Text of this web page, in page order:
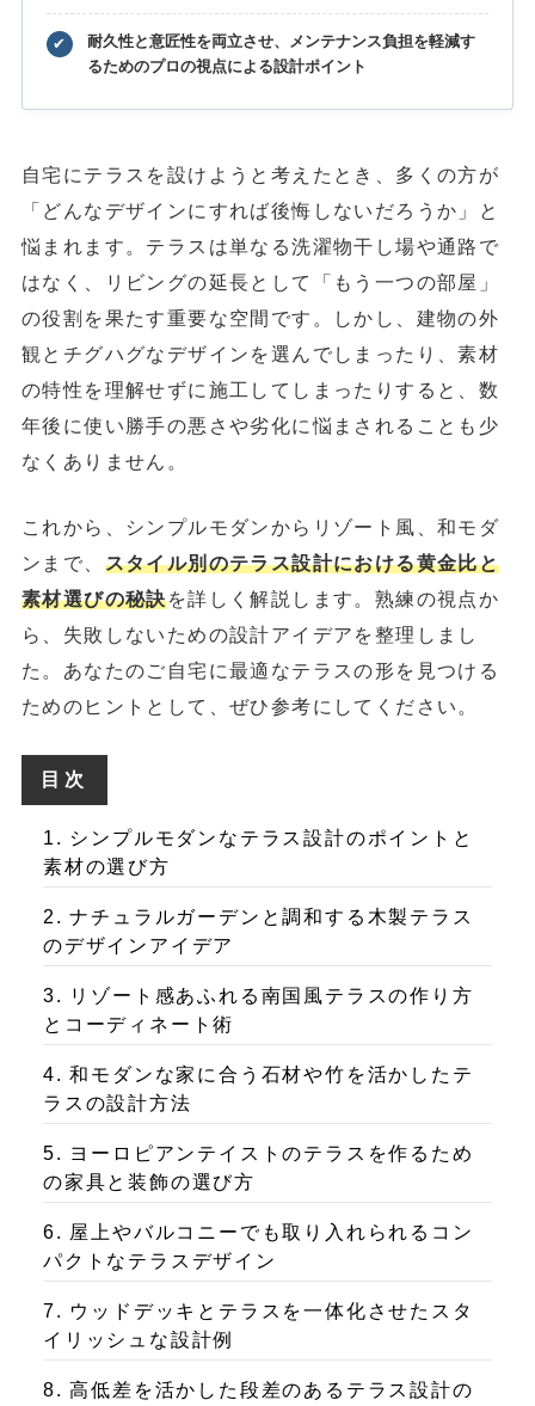
✔
耐久性と意匠性を両立させ、メンテナンス負担を軽減す
るためのプロの視点による設計ポイント
自宅にテラスを設けようと考えたとき、多くの方が
「どんなデザインにすれば後悔しないだろうか」と
悩まれます。テラスは単なる洗濯物干し場や通路で
はなく、リビングの延長として「もう一つの部屋」
の役割を果たす重要な空間です。しかし、建物の外
観とチグハグなデザインを選んでしまったり、素材
の特性を理解せずに施工してしまったりすると、数
年後に使い勝手の悪さや劣化に悩まされることも少
なくありません。
これから、シンプルモダンからリゾート風、和モダ
ンまで、 スタイル別のテラス設計における黄金比と
素材選びの秘訣を詳しく解説します。熟練の視点か
ら、失敗しないための設計アイデアを整理しまし
た。あなたのご自宅に最適なテラスの形を見つける
ためのヒントとして、ぜひ参考にしてください。
目次
1. シンプルモダンなテラス設計のポイントと
素材の選び方
2. ナチュラルガーデンと調和する木製テラス
のデザインアイデア
3. リゾート感あふれる南国風テラスの作り方
とコーディネート術
4. 和モダンな家に合う石材や竹を活かしたテ
ラスの設計方法
5. ヨーロピアンテイストのテラスを作るため
の家具と装飾の選び方
6. 屋上やバルコニーでも取り入れられるコン
パクトなテラスデザイン
7. ウッドデッキとテラスを一体化させたスタ
イリッシュな設計例
8. 高低差を活かした段差のあるテラス設計の